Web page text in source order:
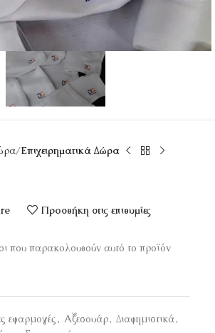
Επιχειρηματικά Δώρα
Προσθήκη στις επιθυμίες
που παρακολουθούν αυτό το προϊόν
εφαρμογές , Αξεσουάρ, Διαφημιστικά,